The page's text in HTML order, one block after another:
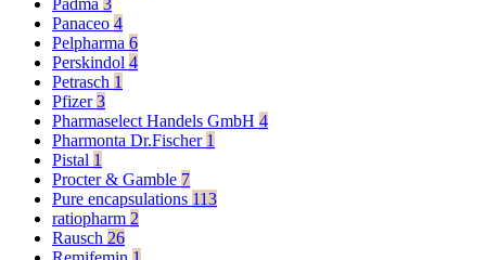
Padma 3
Panaceo 4
Pelpharma 6
Perskindol 4
Petrasch 1
Pfizer3
Pharmaselect Handels GmbH 4
Pharmonta Dr.Fischer 1
Pistal 1
Procter & Gamble 7
Pure encapsulations 113
ratiopharm 2
Rausch 26